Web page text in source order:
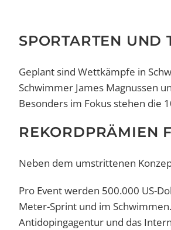
SPORTARTEN UND
Geplant sind Wettkämpfe in
Schwimmer James Magnussen
Besonders im Fokus stehen die
REKORDPRÄMIEN
Neben dem umstrittenen
Pro Event werden 500.000 US-
Meter-Sprint und im
Antidopingagentur und das